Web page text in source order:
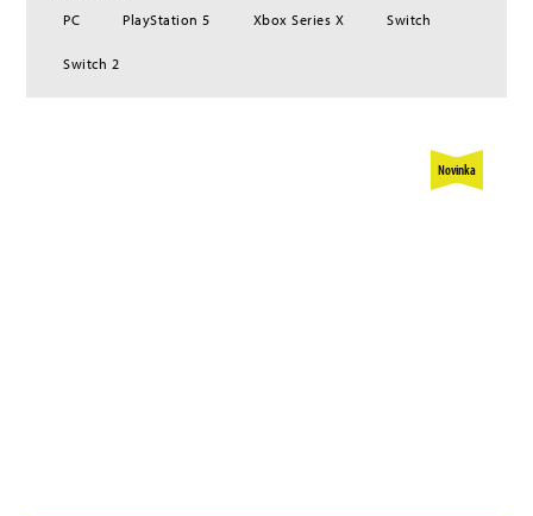
PC PlayStation 5 Xbox Series X Switch
Switch 2
Novinka